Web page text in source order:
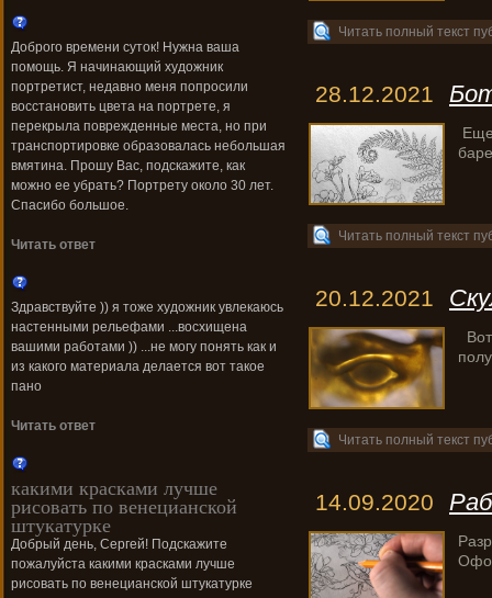
Читать полный текст
28.12.2021
Читать полный текст
20.12.2021
Читать полный текст
14.09.2020
Доброго времени суток! Нужна ваша
помощь. Я начинающий художник
портретист, недавно меня попросили
восстановить цвета на портрете, я
перекрыла поврежденные места, но при
транспортировке образовалась небольшая
вмятина. Прошу Вас, подскажите, как
можно ее убрать? Портрету около 30 лет.
Спасибо большое.
Читать ответ
Здравствуйте )) я тоже художник увлекаюсь
настенными рельефами ...восхищена
вашими работами )) ...не могу понять как и
из какого материала делается вот такое
пано
Читать ответ
какими красками лучше
рисовать по венецианской
штукатурке
Добрый день, Сергей! Подскажите
пожалуйста какими красками лучше
рисовать по венецианской штукатурке